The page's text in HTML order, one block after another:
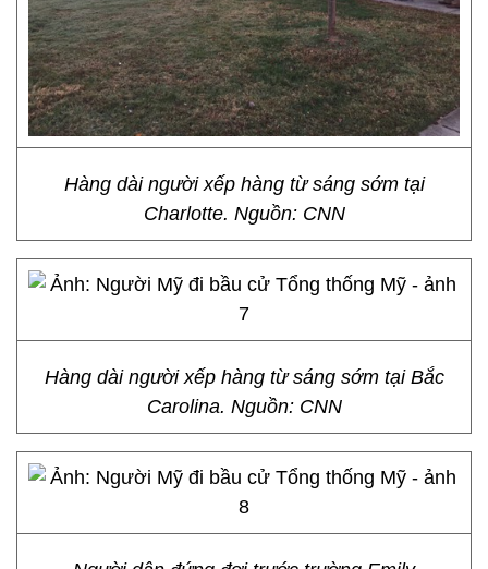
Hàng dài người xếp hàng từ sáng sớm tại
Charlotte. Nguồn: CNN
Hàng dài người xếp hàng từ sáng sớm tại Bắc
Carolina. Nguồn: CNN